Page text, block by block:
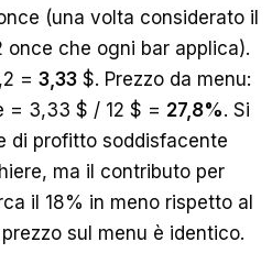
(una volta considerato il
che ogni bar applica).
= 3,33 $. Prezzo da menu:
= 3,33 $ / 12 $ = 27,8%. Si
di profitto soddisfacente
ma il contributo per
il 18% in meno rispetto al
sul menu è identico.